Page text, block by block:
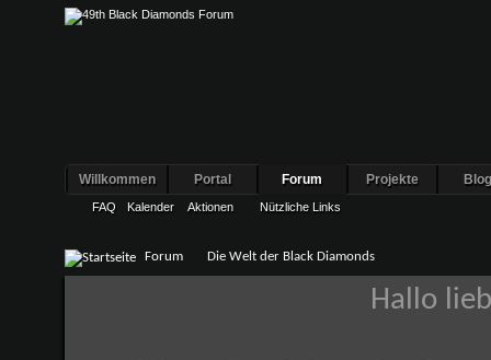
Willkommen Portal Forum
FAQ Kalender Aktionen Nützliche Links
Projekte
Forum Die Welt der Black Diamonds
Hallo